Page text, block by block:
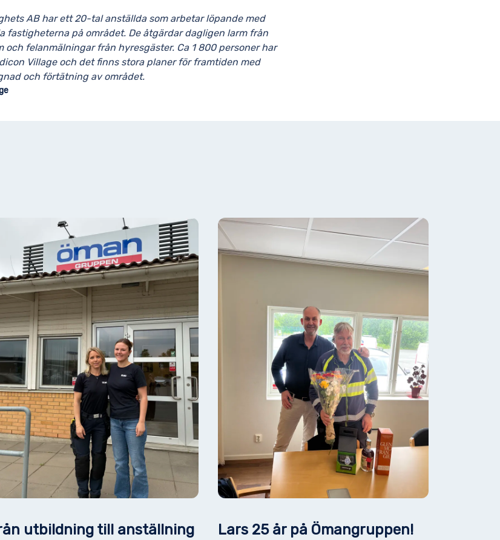
AB har ett 20-tal anställda som arbetar löpande med
fastigheterna på området. De åtgärdar dagligen larm från
och felanmälningar från hyresgäster. Ca 1 800 personer har
Village och det finns stora planer för framtiden med
och förtätning av området.
utbildning till anställning
Lars 25 år på Ömangruppen!